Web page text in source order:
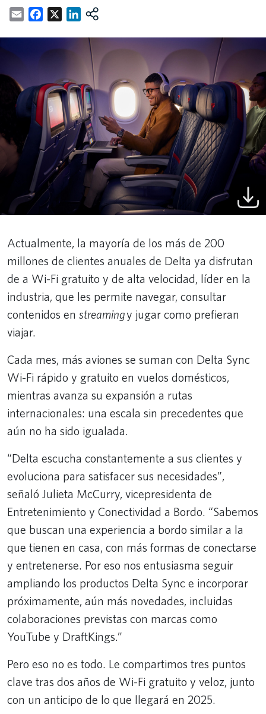
EmailFacebookLinkedIn
Actualmente, la mayoría de los más de 200
millones de clientes anuales de Delta ya disfrutan
de a Wi-Fi gratuito y de alta velocidad, líder en la
industria, que les permite navegar, consultar
contenidos en streamingy jugar como prefieran
viajar.
Cada mes, más aviones se suman con Delta Sync
Wi-Fi rápido y gratuito en vuelos domésticos,
mientras avanza su expansión a rutas
internacionales: una escala sin precedentes que
aún no ha sido igualada.
“Delta escucha constantemente a sus clientes y
evoluciona para satisfacer sus necesidades”,
señaló Julieta McCurry, vicepresidenta de
Entretenimiento y Conectividad a Bordo. “Sabemos
que buscan una experiencia a bordo similar a la
que tienen en casa, con más formas de conectarse
y entretenerse. Por eso nos entusiasma seguir
ampliando los productos Delta Sync e incorporar
próximamente, aún más novedades, incluidas
colaboraciones previstas con marcas como
YouTube y DraftKings.”
Pero eso no es todo. Le compartimos tres puntos
clave tras dos años de Wi-Fi gratuito y veloz, junto
con un anticipo de lo que llegará en 2025.